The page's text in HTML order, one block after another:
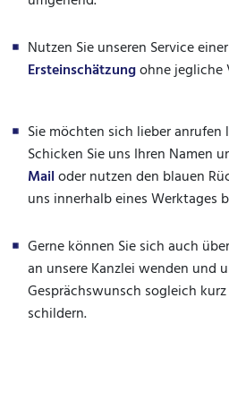
Nutzen Sie unseren Service einer
Ersteinschätzungohne jegliche
Sie möchten sich lieber anrufen
Schicken Sie uns Ihren Namen
Mailoder nutzen den blauen
uns innerhalb eines Werktages
Gerne können Sie sich auch
an unsere Kanzlei wenden und
Gesprächswunsch sogleich
schildern.